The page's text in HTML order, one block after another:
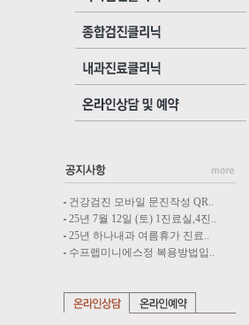
건강검진 모바일 문진작성 QR..
25년 7월 12일 (토) 1진료실,4진..
25년 하나내과 여름휴가 진료..
수프렙미니에스정 복용방법입..